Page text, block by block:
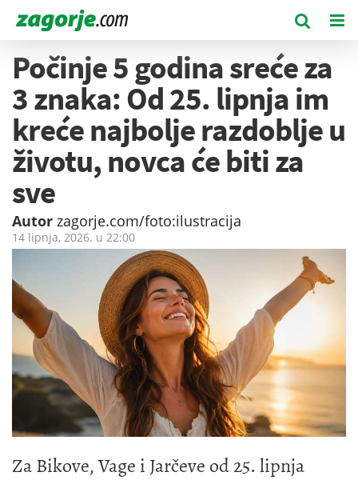
Počinje 5 godina sreće za
3 znaka: Od 25. lipnja im
kreće najbolje razdoblje u
životu, novca će biti za
sve
Autor zagorje.com/foto:ilustracija
14 lipnja, 2026. u 22:00
Za Bikove, Vage i Jarčeve od 25. lipnja